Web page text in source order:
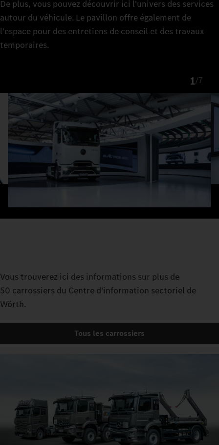
De plus, vous pouvez découvrir ici l'univers des services
autour du véhicule. Le pavillon offre également de
l'espace pour des entretiens de conseil et des travaux
temporaires.
1/7
Vous trouverez ici des informations sur plus de
50 carrossiers du Centre d'information sectoriel de
Wörth.
Tous les carrossiers